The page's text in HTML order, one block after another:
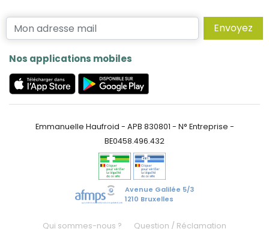
Envoyez
Nos applications mobiles
Emmanuelle Haufroid - APB 830801 - N° Entreprise -
BE0458.496.432
Avenue Galilée 5/3
1210 Bruxelles
Qui sommes-nous ? Question / Réclamation